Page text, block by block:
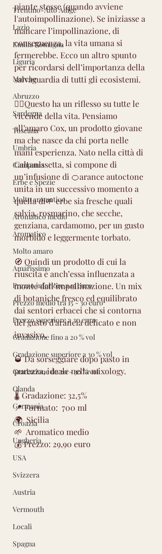
Trentino-Alto Adige
Lazio
Emilia Romagna
Liguria
Marche
Abruzzo
Sardegna
Toscana
Umbria
Campania
Erbe e Spezie
Molto aromatico
Aromatico medio
Aromatico
Molto amaro
Amarissimo
Prezzo inferiore a 15 euro
Prezzo medio tra 15 - 30 euro
Prezzo superiore a 30 euro
Gradazione fino a 20 % vol
Gradazione superiore a 30 % vol
Gradazione da 20 - 30 % vol
Olanda
Germania
Croazia
Ungheria
USA
Svizzera
Austria
Vermouth
Locali
Spagna
piante stesse (quando avviene
l'autoimpollinazione). Se iniziasse a
mancare l’impollinazione, di
conseguenza, la vita umana si
fermerebbe. Ecco un altro spunto
per ricordarsi dell’importanza della
salvaguardia di tutti gli ecosistemi.
🙋‍♂️Questo ha un riflesso su tutte le
vicende della vita. Pensiamo
all’amaro Cox, un prodotto giovane
ma che nasce da chi porta nelle
mani esperienza. Nato nella città di
Caltanissetta, si compone di
un’infusione di 🍊arance autoctone
unita in un successivo momento a
quella di🌱 erbe sia fresche quali
salvia, rosmarino, che secche,
genziana, cardamomo, per un gusto
morbido e leggermente torbato.
🧭 Quindi un prodotto di cui la
riuscita è anch’essa influenzata a
monte dall’impollinazione. Un mix
di botaniche fresco ed equilibrato
dai sentori erbacei che si contorna
del gusto d’arancia delicato e non
invasivo.
🥃 Da sorseggiare dopo pasto in
purezza, ideale nella mixology.
🌡 Gradazione: 32,5%
📍 Formato:  700 ml
🌍  Sicilia
🌱  Aromatico medio
💰 Prezzo: 29,90 euro